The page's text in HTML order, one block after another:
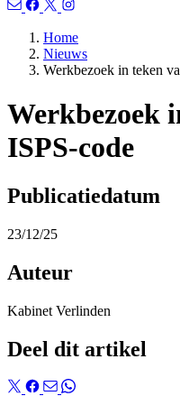
Home
Nieuws
Werkbezoek in teken
Werkbezoek
ISPS-code
Publicatiedatum
23/12/25
Auteur
Kabinet Verlinden
Deel dit artikel